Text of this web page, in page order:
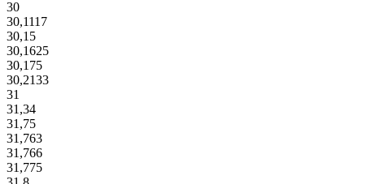
30
30,1117
30,15
30,1625
30,175
30,2133
31
31,34
31,75
31,763
31,766
31,775